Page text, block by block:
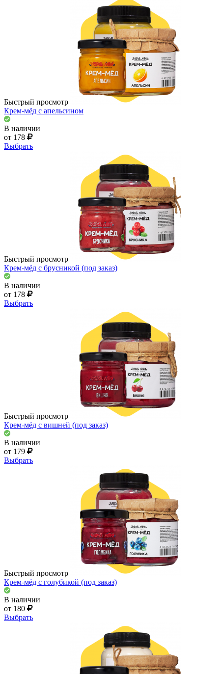
Быстрый просмотр
Крем-мёд с апельсином
В наличии
от 178
Выбрать
Быстрый просмотр
Крем-мёд с брусникой (под заказ)
В наличии
от 178
Выбрать
Быстрый просмотр
Крем-мёд с вишней (под заказ)
В наличии
от 179
Выбрать
Быстрый просмотр
Крем-мёд с голубикой (под заказ)
В наличии
от 180
Выбрать